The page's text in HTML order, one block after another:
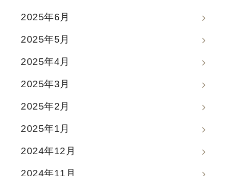
2025年6月
2025年5月
2025年4月
2025年3月
2025年2月
2025年1月
2024年12月
2024年11月